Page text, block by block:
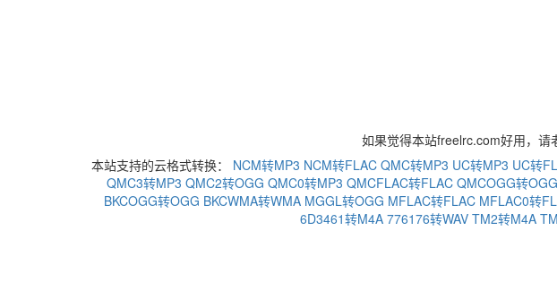
如果觉得本站freelrc.com好用，请
本站支持的云格式转换：
NCM转MP3 NCM转FLAC QMC转MP3 UC转MP3 UC转
QMC3转MP3 QMC2转OGG QMC0转MP3 QMCFLAC转FLAC QMCOGG转OGG
BKCOGG转OGG BKCWMA转WMA MGGL转OGG MFLAC转FLAC MFLAC0转
6D3461转M4A 776176转WAV TM2转M4A